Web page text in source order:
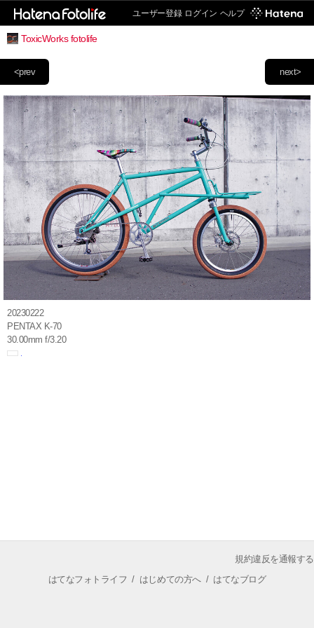
ユーザー登録 ログイン ヘルプ
ToxicWorks fotolife
next>
<prev
20230222
PENTAX K-70
30.00mm f/3.20
規約違反を通報する
はてなフォトライフ / はじめての方へ/ はてなブログ